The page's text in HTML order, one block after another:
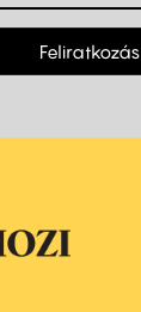
Feliratkozás